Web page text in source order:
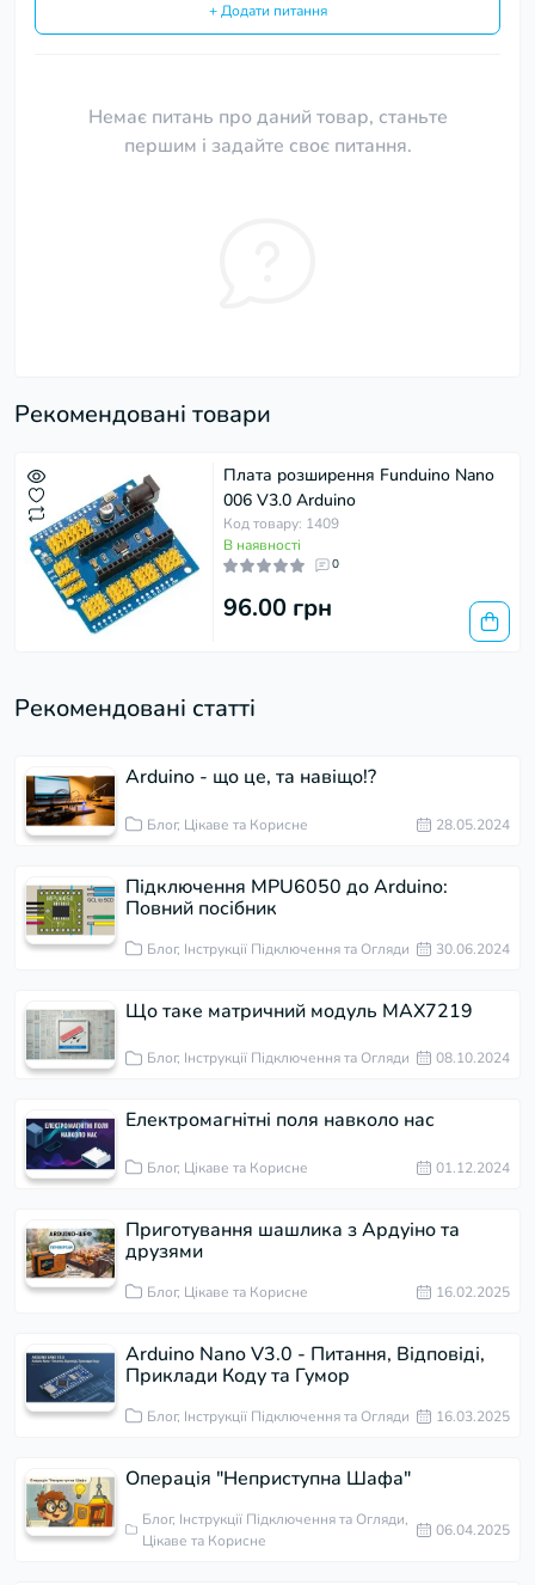
+ Додати питання
Немає питань про даний товар, станьте
першим і задайте своє питання.
Рекомендовані товари
Плата розширення Funduino Nano
006 V3.0 Arduino
Код товару: 1409
В наявності
0
96.00 грн
Рекомендовані статті
Arduino - що це, та навіщо!?
Блог, Цікаве та Корисне 28.05.2024
Підключення MPU6050 до Arduino:
Повний посібник
Блог, Інструкції Підключення та Огляди 30.06.2024
Що таке матричний модуль MAX7219
Блог, Інструкції Підключення та Огляди 08.10.2024
Електромагнітні поля навколо нас
Блог, Цікаве та Корисне 01.12.2024
Приготування шашлика з Ардуіно та
друзями
Блог, Цікаве та Корисне 16.02.2025
Arduino Nano V3.0 - Питання, Відповіді,
Приклади Коду та Гумор
Блог, Інструкції Підключення та Огляди 16.03.2025
Операція "Неприступна Шафа"
Блог, Інструкції Підключення та Огляди,
Цікаве та Корисне
06.04.2025